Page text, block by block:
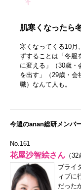
肌寒くなったら
寒くなってくる10月
ずすることは「冬服
に変える」（30歳・
を出す」（29歳・会
職）なんて人も。
今週のanan総研メンバ
No.161
花屋沙智絵さん （32
ブライ
ィブに
だった